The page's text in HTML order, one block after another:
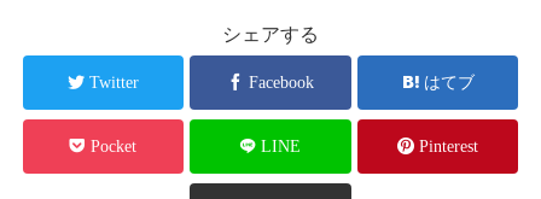
シェアする
Twitter Facebook はてブ
Pocket LINE Pinterest